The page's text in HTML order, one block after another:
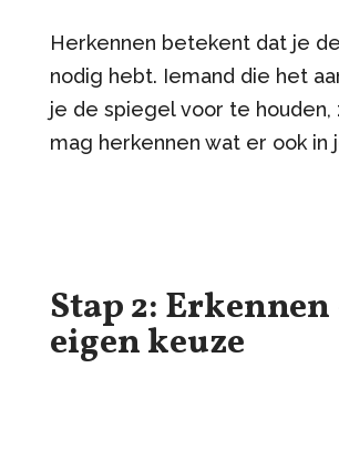
Herkennen betekent dat je
nodig hebt. Iemand die het
je de spiegel voor te houden,
mag herkennen wat er ook in
Stap 2: Erkennen
eigen keuze